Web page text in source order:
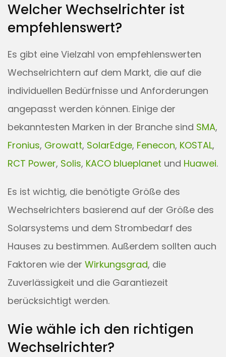
Welcher Wechselrichter ist
empfehlenswert?
Es gibt eine Vielzahl von empfehlenswerten
Wechselrichtern auf dem Markt, die auf die
individuellen Bedürfnisse und Anforderungen
angepasst werden können. Einige der
bekanntesten Marken in der Branche sind SMA,
Fronius, Growatt, SolarEdge, Fenecon, KOSTAL,
RCT Power, Solis, KACO blueplanet und Huawei.
Es ist wichtig, die benötigte Größe des
Wechselrichters basierend auf der Größe des
Solarsystems und dem Strombedarf des
Hauses zu bestimmen. Außerdem sollten auch
Faktoren wie der Wirkungsgrad, die
Zuverlässigkeit und die Garantiezeit
berücksichtigt werden.
Wie wähle ich den richtigen
Wechselrichter?